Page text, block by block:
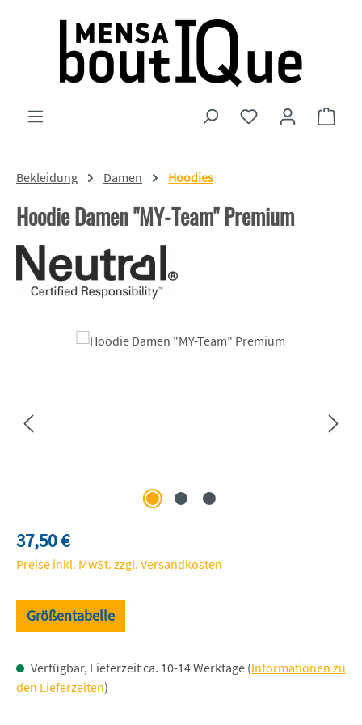
Zum Hauptinhalt springen
Du hast 0
Bekleidung Damen Hoodies
Hoodie Damen "MY-Team" Premium
Bildergalerie überspringen
Regulärer Preis:
37,50 €
Preise inkl. MwSt. zzgl. Versandkosten
Größentabelle
Verfügbar, Lieferzeit ca. 10-14 Werktage (Informationen zu
den Lieferzeiten)